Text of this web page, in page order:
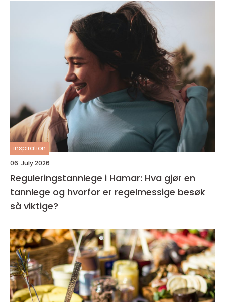
inspiration
06. July 2026
Reguleringstannlege i Hamar: Hva gjør en
tannlege og hvorfor er regelmessige besøk
så viktige?